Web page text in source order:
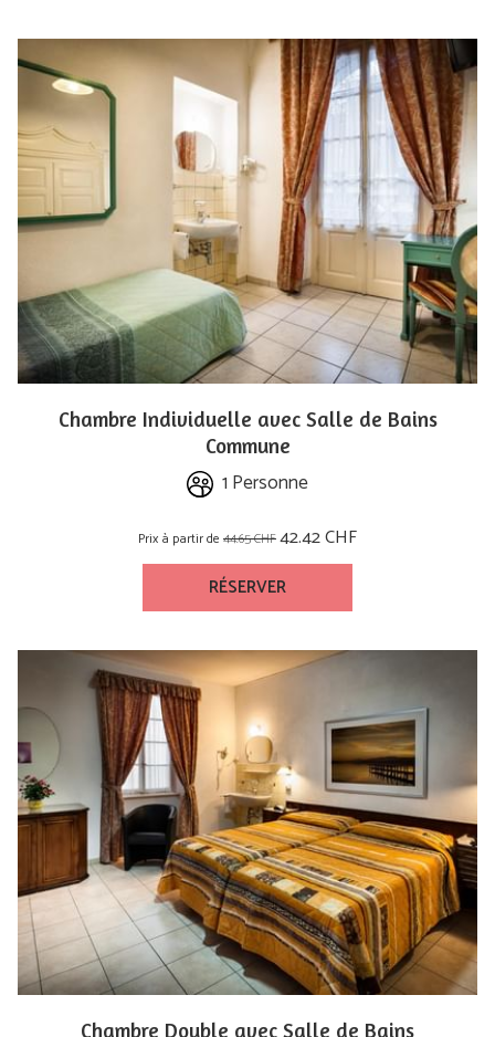
Chambre Individuelle avec Salle de Bains
Commune
1 Personne
Prix à partir de 44.65 CHF42.42 CHF
RÉSERVER
Chambre Double avec Salle de Bains